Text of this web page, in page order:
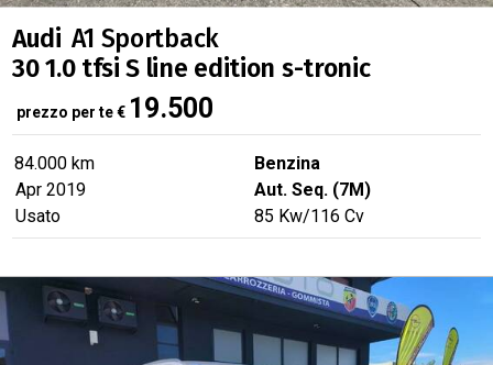
Audi A1 Sportback
30 1.0 tfsi S line edition s-tronic
prezzo per te€ 19.500
84.000 km
Benzina
Apr 2019
Aut. Seq. (7M)
Usato
85 Kw/116 Cv